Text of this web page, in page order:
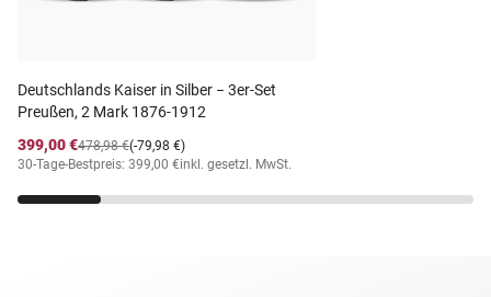
Ein solches weit über 200 Jahre altes Original
heute nur nochsehr selten
Prägequalität /
Nennwert 1/3 Taler
Maße
Gewicht ca. 8 g
Deutschlands Kaiser in Silber − 3er-Set
Preußen, 2 Mark 1876-1912
399,00 €
(-79,98 €)
478,98 €
30-Tage-Bestpreis: 399,00 €inkl. gesetzl. MwSt.